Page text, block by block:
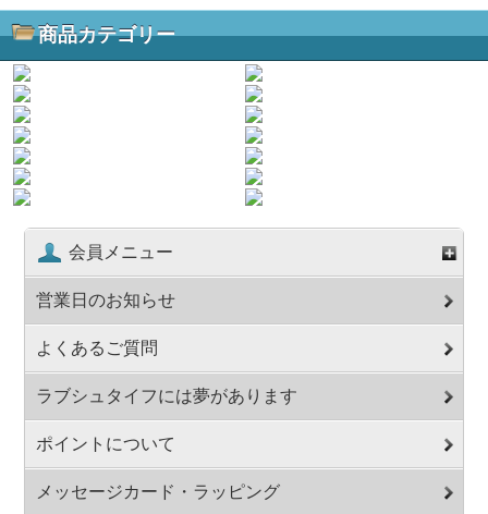
商品カテゴリー
会員メニュー
営業日のお知らせ
よくあるご質問
ラブシュタイフには夢があります
ポイントについて
メッセージカード・ラッピング